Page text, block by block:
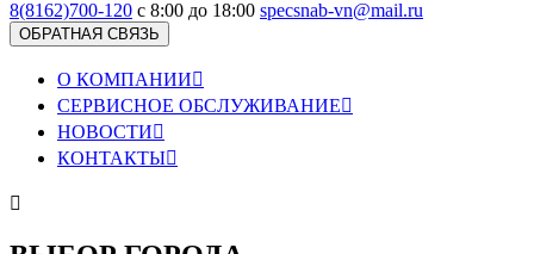
8(8162)700-120 с 8:00 до 18:00 specsnab-vn@mail.ru
ОБРАТНАЯ СВЯЗЬ
О КОМПАНИИ
СЕРВИСНОЕ ОБСЛУЖИВАНИЕ
НОВОСТИ
КОНТАКТЫ
